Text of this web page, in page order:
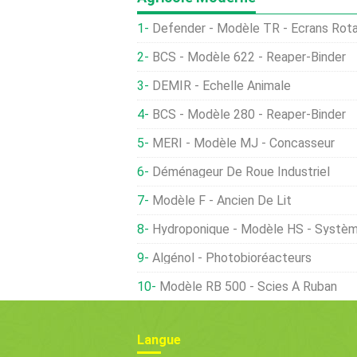
Defender - Modèle TR - Écrans
BCS - Modèle 622 - Reaper-Binder
DEMIR - Échelle Animale
BCS - Modèle 280 - Reaper-Binder
MERI - Modèle MJ - Concasseur
Déménageur De Roue Industriel
Modèle F - Ancien De Lit
Hydroponique - Modèle HS -
Algénol - Photobioréacteurs
Modèle RB 500 - Scies À Ruban
Langue